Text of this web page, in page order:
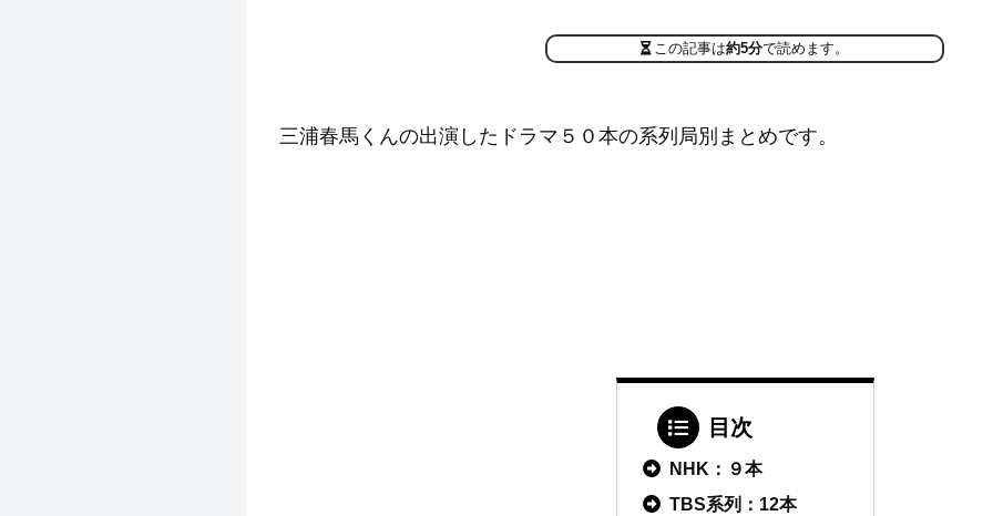
この記事は約5分で読めます。
三浦春馬くんの出演したドラマ５０本の系列局別まとめです。
目次
NHK：９本
TBS系列：12本